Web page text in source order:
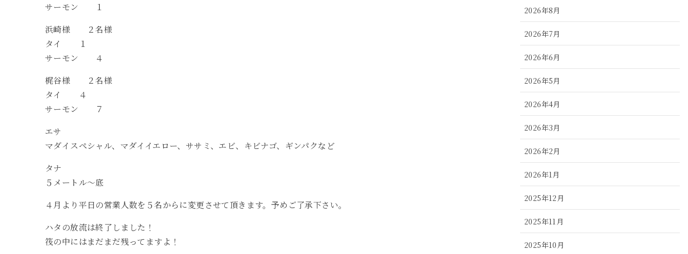
サーモン １
浜崎様 ２名様
タイ １
サーモン ４
梶谷様 ２名様
タイ ４
サーモン ７
エサ
マダイスペシャル、マダイイエロー、ササミ、エビ、キビナゴ、ギンパクなど
タナ
５メートル〜底
４月より平日の営業人数を５名からに変更させて頂きます。予めご了承下さい。
ハタの放流は終了しました！
筏の中にはまだまだ残ってますよ！
2026年8月
2026年7月
2026年6月
2026年5月
2026年4月
2026年3月
2026年2月
2026年1月
2025年12月
2025年11月
2025年10月